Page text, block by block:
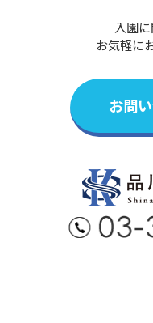
入園に
お気軽に
お問